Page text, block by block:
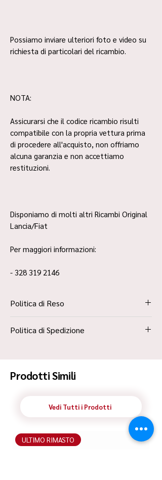
Possiamo inviare ulteriori foto e video su
richiesta di particolari del ricambio.
NOTA:
Assicurarsi che il codice ricambio risulti
compatibile con la propria vettura prima
di procedere all'acquisto, non offriamo
alcuna garanzia e non accettiamo
restituzioni.
Disponiamo di molti altri Ricambi Original
Lancia/Fiat
Per maggiori informazioni:
- 328 319 2146
Politica di Reso
“Termini e Condizioni”
Politica di Spedizione
Prodotti Simili
Vedi Tutti i Prodotti
ULTIMO RIMASTO